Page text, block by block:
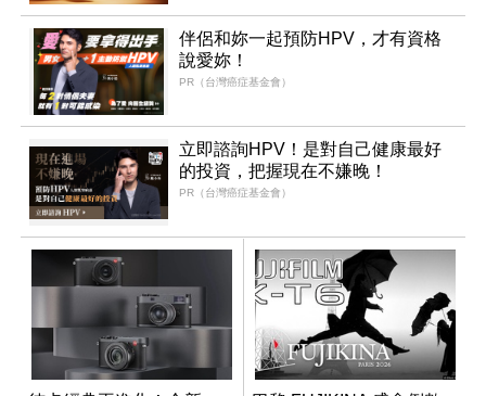
伴侶和妳一起預防HPV，才有資格
說愛妳！
PR（台灣癌症基金會）
立即諮詢HPV！是對自己健康最好
的投資，把握現在不嫌晚！
PR（台灣癌症基金會）